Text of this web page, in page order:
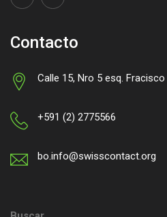
Contacto
Calle 15, Nro 5 esq.
+591 (2) 2775566
bo.info@swisscontact.org